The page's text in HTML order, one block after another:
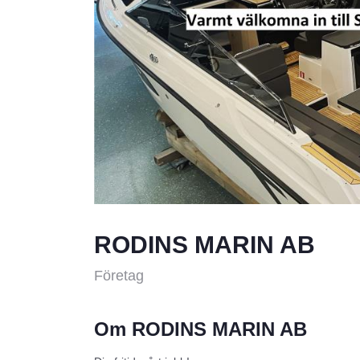
RODINS MARIN AB
Företag
Om RODINS MARIN AB